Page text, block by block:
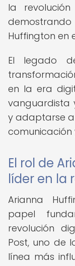
la
Huffington en
El legado
en la era
vanguardista
y adaptarse
comunicación
El rol de
líder en la
Arianna
papel
revolución
Post, uno de
línea más